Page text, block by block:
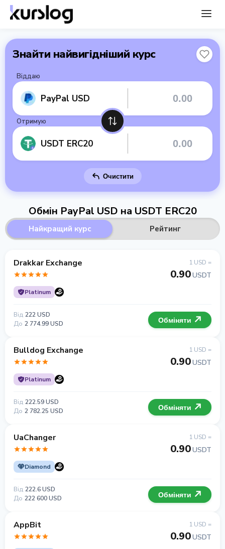
Знайти найвигідніший курс
Віддаю
PayPal USD
Отримую
USDT ERC20
Очистити
Обмін PayPal USD на USDT ERC20
Найкращий курс Рейтинг
Drakkar Exchange
Platinum
1 USD =
0.90USDT
Від 222 USD
До 2 774.99 USD Обміняти
Bulldog Exchange
Platinum
1 USD =
0.90USDT
Від 222.59 USD
До 2 782.25 USD Обміняти
UaChanger
Diamond
1 USD =
0.90USDT
Від 222.6 USD
До 222 600 USD Обміняти
AppBit 1 USD =
0.90USDT